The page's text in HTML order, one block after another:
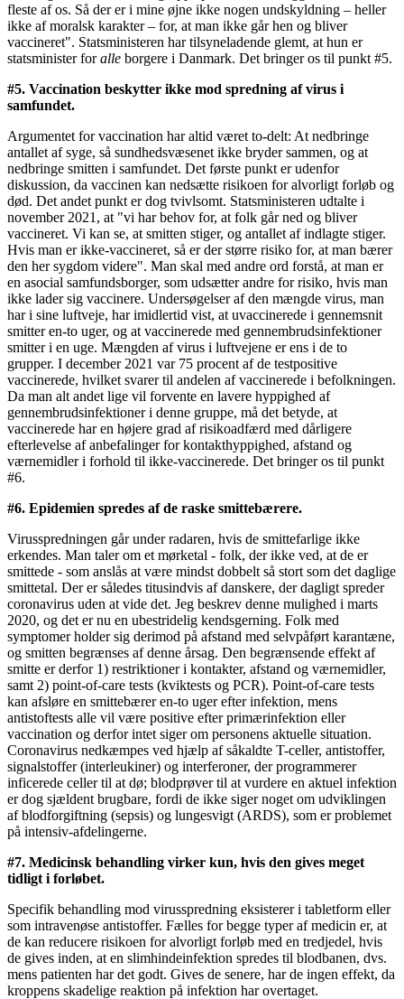
fleste af os. Så der er i mine øjne ikke nogen undskyldning – heller
ikke af moralsk karakter – for, at man ikke går hen og bliver
vaccineret". Statsministeren har tilsyneladende glemt, at hun er
statsminister foralle borgere i Danmark. Det bringer os til punkt #5.
#5. Vaccination beskytter ikke mod spredning af virus i
samfundet.
Argumentet for vaccination har altid været to-delt: At nedbringe
antallet af syge, så sundhedsvæsenet ikke bryder sammen, og at
nedbringe smitten i samfundet. Det første punkt er udenfor
diskussion, da vaccinen kan nedsætte risikoen for alvorligt forløb og
død. Det andet punkt er dog tvivlsomt. Statsministeren udtalte i
november 2021, at "vi har behov for, at folk går ned og bliver
vaccineret. Vi kan se, at smitten stiger, og antallet af indlagte stiger.
Hvis man er ikke-vaccineret, så er der større risiko for, at man bærer
den her sygdom videre". Man skal med andre ord forstå, at man er
en asocial samfundsborger, som udsætter andre for risiko, hvis man
ikke lader sig vaccinere. Undersøgelser af den mængde virus, man
har i sine luftveje, har imidlertid vist, at uvaccinerede i gennemsnit
smitter en-to uger, og at vaccinerede med gennembrudsinfektioner
smitter i en uge. Mængden af virus i luftvejene er ens i de to
grupper. I december 2021 var 75 procent af de testpositive
vaccinerede, hvilket svarer til andelen af vaccinerede i befolkningen.
Da man alt andet lige vil forvente en lavere hyppighed af
gennembrudsinfektioner i denne gruppe, må det betyde, at
vaccinerede har en højere grad af risikoadfærd med dårligere
efterlevelse af anbefalinger for kontakthyppighed, afstand og
værnemidler i forhold til ikke-vaccinerede. Det bringer os til punkt
#6.
#6. Epidemien spredes af de raske smittebærere.
Virusspredningen går under radaren, hvis de smittefarlige ikke
erkendes. Man taler om et mørketal - folk, der ikke ved, at de er
smittede - som anslås at være mindst dobbelt så stort som det daglige
smittetal. Der er således titusindvis af danskere, der dagligt spreder
coronavirus uden at vide det. Jeg beskrev denne mulighed i marts
2020, og det er nu en ubestridelig kendsgerning. Folk med
symptomer holder sig derimod på afstand med selvpåført karantæne,
og smitten begrænses af denne årsag. Den begrænsende effekt af
smitte er derfor 1) restriktioner i kontakter, afstand og værnemidler,
samt 2) point-of-care tests (kviktests og PCR). Point-of-care tests
kan afsløre en smittebærer en-to uger efter infektion, mens
antistoftests alle vil være positive efter primærinfektion eller
vaccination og derfor intet siger om personens aktuelle situation.
Coronavirus nedkæmpes ved hjælp af såkaldte T-celler, antistoffer,
signalstoffer (interleukiner) og interferoner, der programmerer
inficerede celler til at dø; blodprøver til at vurdere en aktuel infektion
er dog sjældent brugbare, fordi de ikke siger noget om udviklingen
af blodforgiftning (sepsis) og lungesvigt (ARDS), som er problemet
på intensiv-afdelingerne.
#7. Medicinsk behandling virker kun, hvis den gives meget
tidligt i forløbet.
Specifik behandling mod virusspredning eksisterer i tabletform eller
som intravenøse antistoffer. Fælles for begge typer af medicin er, at
de kan reducere risikoen for alvorligt forløb med en tredjedel, hvis
de gives inden, at en slimhindeinfektion spredes til blodbanen, dvs.
mens patienten har det godt. Gives de senere, har de ingen effekt, da
kroppens skadelige reaktion på infektion har overtaget.